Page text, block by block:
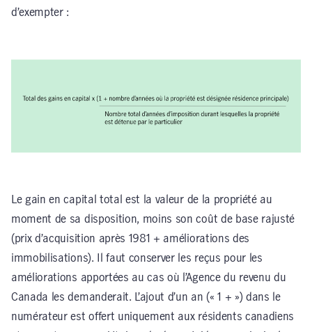
d’exempter :
Le gain en capital total est la valeur de la propriété au
moment de sa disposition, moins son coût de base rajusté
(prix d’acquisition après 1981 + améliorations des
immobilisations). Il faut conserver les reçus pour les
améliorations apportées au cas où l’Agence du revenu du
Canada les demanderait. L’ajout d’un an (« 1 + ») dans le
numérateur est offert uniquement aux résidents canadiens